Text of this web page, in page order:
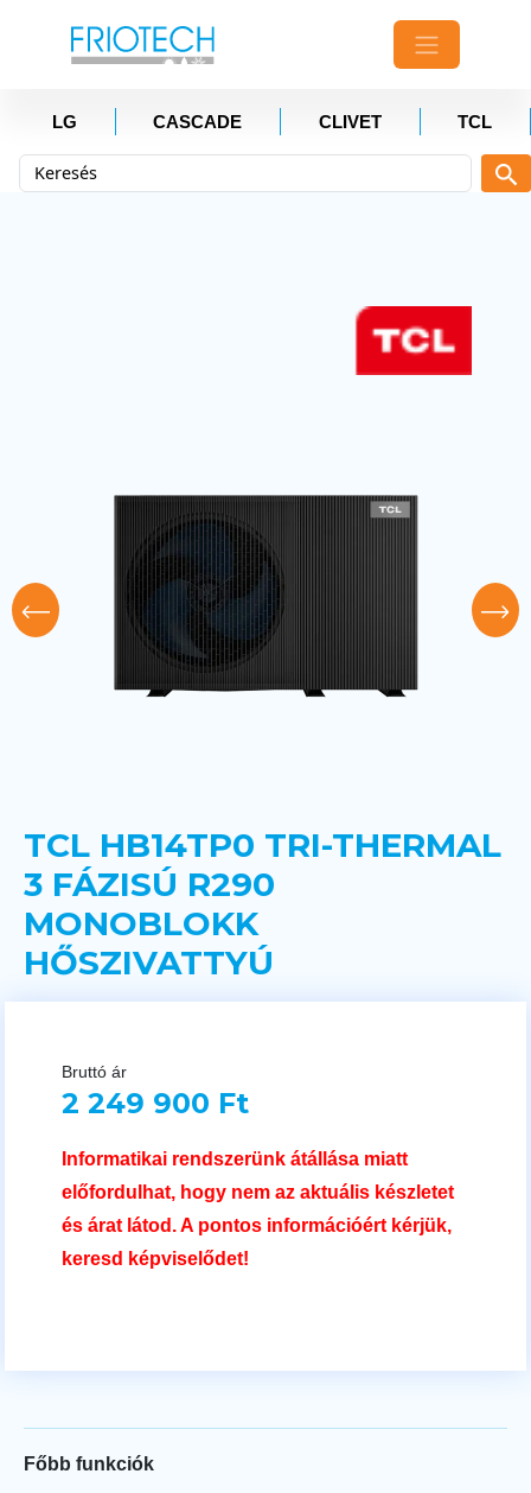
LG CASCADE CLIVET TCL
TCL HB14TP0 TRI-THERMAL
3 FÁZISÚ R290
MONOBLOKK
HŐSZIVATTYÚ
Bruttó ár
2 249 900 Ft
Informatikai rendszerünk átállása miatt
előfordulhat, hogy nem az aktuális készletet
és árat látod. A pontos információért kérjük,
keresd képviselődet!
Főbb funkciók